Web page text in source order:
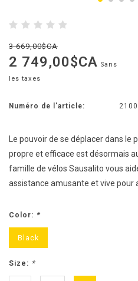
3 669,00$CA
2 749,00$CA Sans
les taxes
Numéro de l'article:
Le pouvoir de se déplacer dans le
propre et efficace est désormais
famille de vélos Sausalito vous
assistance amusante et vive pour
Color: *
Black
Size: *